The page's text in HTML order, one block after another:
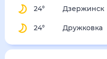
24° Дзержинск
24° Дружковка